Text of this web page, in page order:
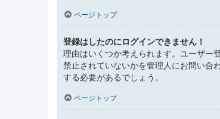
ページトップ
登録はしたのにログインできません！
理由はいくつか考えられます。ユーザー
禁止されていないかを管理人にお問い合
する必要があるでしょう。
ページトップ